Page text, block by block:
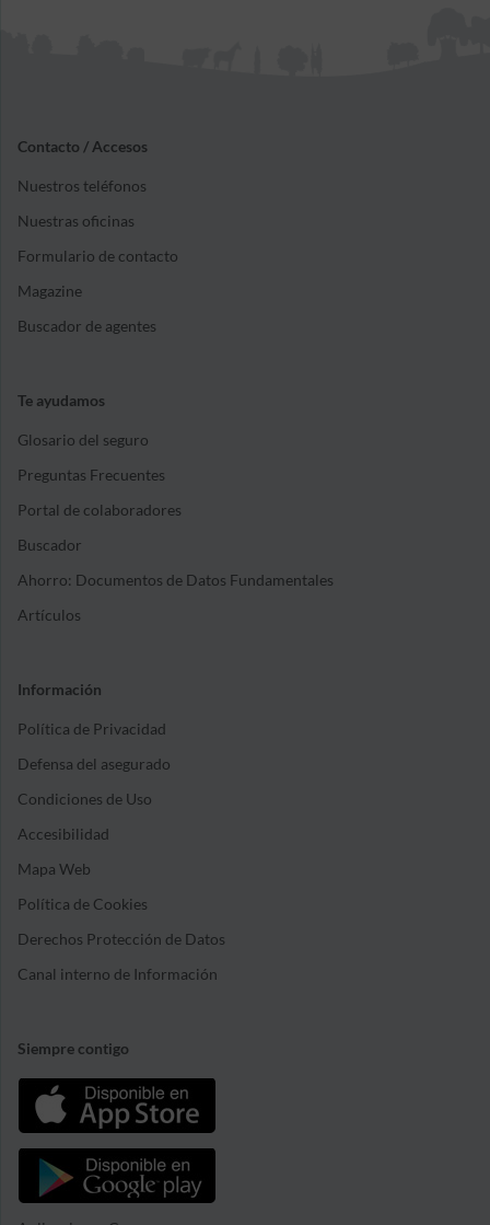
Contacto / Accesos
Nuestros teléfonos
Nuestras oficinas
Formulario de contacto
Magazine
Buscador de agentes
Te ayudamos
Glosario del seguro
Preguntas Frecuentes
Portal de colaboradores
Buscador
Ahorro: Documentos de Datos Fundamentales
Artículos
Información
Política de Privacidad
Defensa del asegurado
Condiciones de Uso
Accesibilidad
Mapa Web
Política de Cookies
Derechos Protección de Datos
Canal interno de Información
Siempre contigo